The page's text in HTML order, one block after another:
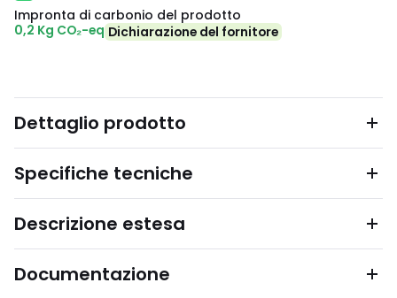
Impronta di carbonio del prodotto
0,2 Kg CO₂-eq Dichiarazione del fornitore
Dettaglio prodotto
Specifiche tecniche
Descrizione estesa
Documentazione